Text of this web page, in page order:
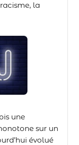
la
une
sur un
évolué